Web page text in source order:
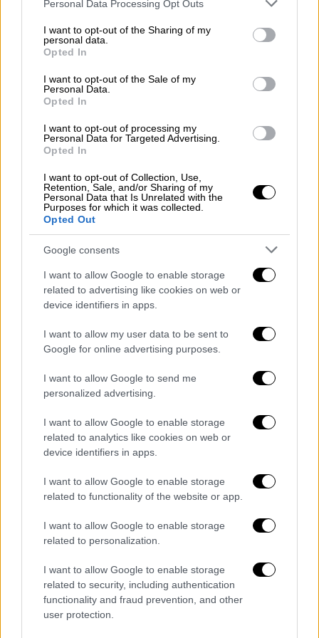
not limited to your visit or usage behaviour. You may click to
grant or deny consent to Google and its third-party tags to
use your data for below specified purposes in below Google
consent section.
Personal Data Processing Opt Outs
I want to opt-out of the Sharing of my
personal data.
Opted In
I want to opt-out of the Sale of my
Personal Data.
Opted In
I want to opt-out of processing my
Personal Data for Targeted Advertising.
Opted In
I want to opt-out of Collection, Use,
Retention, Sale, and/or Sharing of my
Personal Data that Is Unrelated with the
Purposes for which it was collected.
Opted Out
Google consents
I want to allow Google to enable storage
related to advertising like cookies on web or
device identifiers in apps.
I want to allow my user data to be sent to
Google for online advertising purposes.
I want to allow Google to send me
personalized advertising.
I want to allow Google to enable storage
related to analytics like cookies on web or
device identifiers in apps.
I want to allow Google to enable storage
related to functionality of the website or app.
I want to allow Google to enable storage
related to personalization.
I want to allow Google to enable storage
related to security, including authentication
functionality and fraud prevention, and other
user protection.
πει την αλήθεια, κάτι θα του ξεφύγει»,
ανέφερε χαρακτηριστικά.
«Η δική μου αίσθηση είναι ότι δεν έχει
φύγει οικειοθελώς»
Δεν υπάρχει καμιά αμφιβολία ότι κάτι
«συνταρακτικό» έχει συμβεί
αποκλείεται η γυναίκα να έφυγε
οικειοθελώς ή να είχε κάποιο ατύχημα,
σύμφωνα με τον ιδιωτικό ερευνητή.
δική μου αίσθηση είναι ότι δεν έχει φύγει
οικειοθελώς
ατυχήματος το θεωρώ σχεδόν αδύνατο...
πάντα εκ των προτέρων αφήνει τα σημάδια
του, δείχνει σημάδια. Δηλαδή, έχω ζήσει
έχουν πάει στα μοναστήρια, αλλά υπήρχε μία
τάση. Υπήρχαν λεπτομέρειες που θέλοντας
και μη τις άφηναν αυτές τις λεπτομέρειες να
διαρρέουν στο φιλικό, στον
. Εδώ δεν έχουμε κάτι
τέτοιο», συμπληρώνοντας μάλιστα πως οι
πιθανότητες να είχε κάποιο ατύχημα είναι
ατυχήματος το θεωρώ σχεδόν ανύπαρκτο.
Δηλαδή, αν μιλήσουμε για ποσοστό, θα δώσω
1%-2%. Είμαστε λοιπόν να έχουμε κάτι άλλο
το οποίο αποστάζει ζωής, δεν θέλω να το
σκέφτομαι, θέλω να σκέφτομαι πάντοτε το
καλό σενάριο, αλλά δυστυχώς, οξύμωρα,
είμαστε αναγκασμένοι να σκεφτόμαστε και
το κακό σενάριο. Πιστεύω όμως ότι